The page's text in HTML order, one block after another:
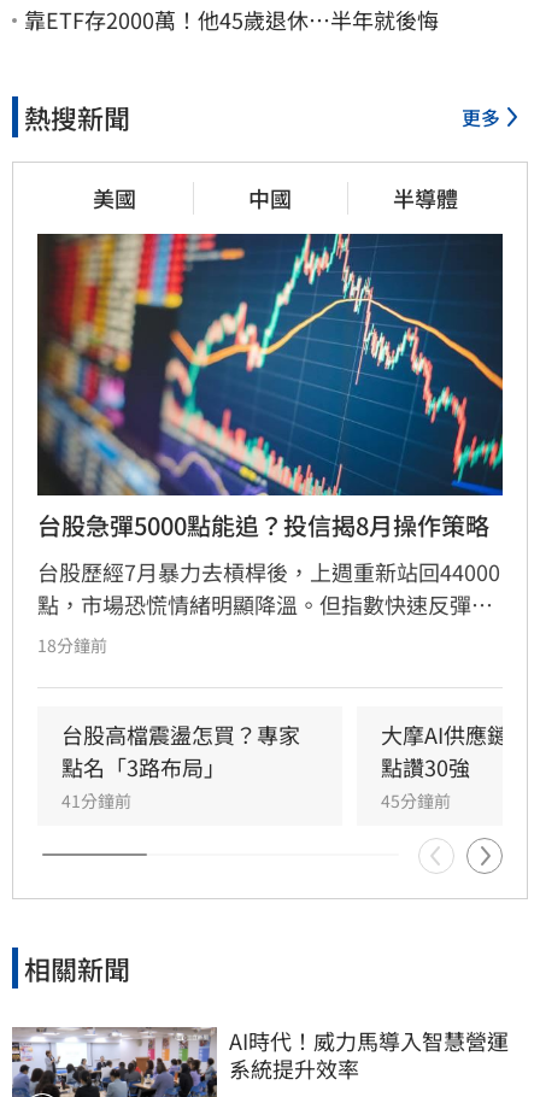
靠ETF存2000萬！他45歲退休…半年就後悔
熱搜新聞 更多
美國 中國 半導體
台股急彈5000點能追？投信揭8月操作策略
台股歷經7月暴力去槓桿後，上週重新站回44000
點，市場恐慌情緒明顯降溫。但指數快速反彈不
等於整理結束，美國升息壓力、中東戰事及AI投
整持股，聚焦AI基本面強勁的4大族群。
18分鐘前
台股高檔震盪怎買？專家
點名「3路布局」
41分鐘前
大摩AI供應鏈圖
點讚30強
45分鐘前
相關新聞
AI時代！威力馬導入智慧營運
系統提升效率